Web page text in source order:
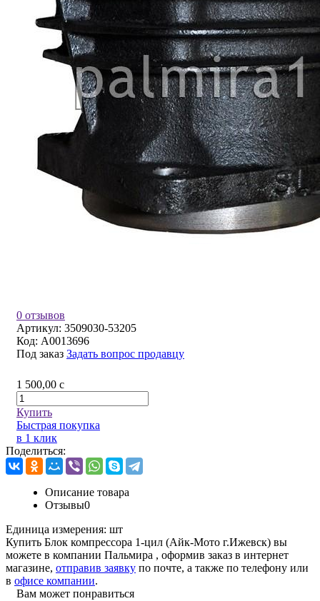
0 отзывов
Артикул: 3509030-53205
Код: A0013696
Под заказ Задать вопрос продавцу
1 500,00 c
Купить
Быстрая покупка
в 1 клик
Поделиться:
Описание товара
Отзывы0
Единица измерения: шт
Купить Блок компрессора 1-цил (Айк-Мото г.Ижевск) вы
можете в компании Пальмира , оформив заказ в интернет
магазине, отправив заявку по почте, а также по телефону или
в офисе компании.
Вам может понравиться